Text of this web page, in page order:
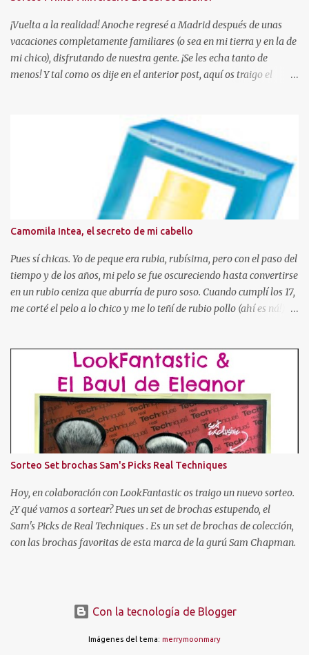
¡Vuelta a la realidad! Anoche regresé a Madrid después de unas
vacaciones completamente familiares (o sea en mi tierra y en la de
mi chico), disfrutando de nuestra gente. ¡Se les echa tanto de
menos! Y tal como os dije en el anterior post, aquí os traigo el
coloretes de Beauties Factory, junto con las muestras que podeis
ver en la foto. Hasta el 04 de Mayo Para participar sólo tendreis
que seguir estas reglas: - Ser o hacerse seguidora a traves de GFC
de este blog, con el PERFIL VISIBLE. (Ojo, no se admitirán blogs
que sean para sorteos) - Residir en España . - Escribir un
comentario en este post con los siguientes datos (debeis copiar la
plantilla): 1. Nombre de seguidora en el blog. 2. Mail de contacto.
3. Ciudad de residencia. 4. Publico la foto en el lateral de mi blog? Si
o No, link a vuestro blog y fecha de p...
Camomila Intea, el secreto de mi cabello
Pues sí chicas. Yo de peque era rubia, rubísima, pero con el paso del
tiempo y de los años, mi pelo se fue oscureciendo hasta convertirse
en un rubio ceniza que aburría de puro soso. Cuando cumplí los 17,
me corté el pelo a lo chico y me lo teñí de rubio pollo (ahí es ná!).
rosa, verde, etc). Tuve el pelo naranja dorito, pelirrojo, granate,
marrón chocolate, con mechas de tres colores, con las puntas más
oscuras, con las puntas más claras, negro... Hasta que cansada de
experimentar y jugar con mi pelo, decidí volver a dejármelo crecer
y dejarlo de "su color". Pero como ya os he dicho al principio, mi
color de pelo es SOSO, así que algo había que hacer. Entonces
descubrí un producto que se llamaba "Cristal Soleil" de Garnier.
Cristal Soleil de Garnier Empecé a usarlo, y poco a poco fue
aclarándome el cabello. Pero hace unos años dejé de en...
Sorteo Set brochas Sam's Picks Real Techniques
Hoy, en colaboración con LookFantastic os traigo un nuevo sorteo.
¿Y qué vamos a sortear? Pues un set de brochas estupendo, el
Sam's Picks de Real Techniques . Es un set de brochas de colección,
con las brochas favoritas de esta marca de la gurú Sam Chapman.
Con la tecnología de Blogger
Imágenes del tema: merrymoonmary